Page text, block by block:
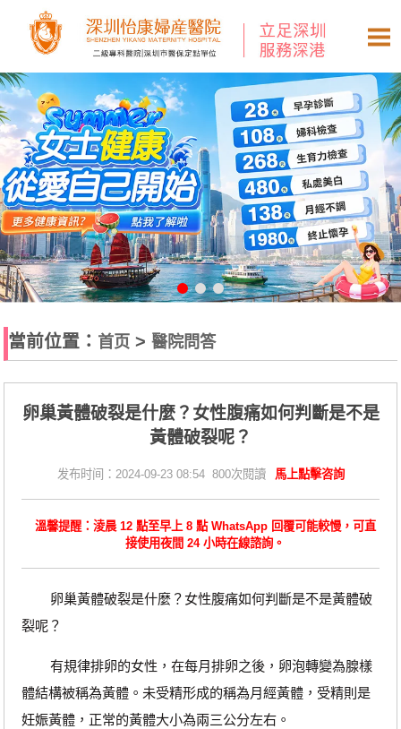
當前位置： 首页 >醫院問答
卵巢黃體破裂是什麼？女性腹痛如何判斷是不是
黃體破裂呢？
发布时间：2024-09-23 08:54 800次閱讀 馬上點擊咨詢
溫馨提醒：淩晨 12 點至早上 8 點 WhatsApp 回覆可能較慢，可直
接使用夜間 24 小時在線諮詢。
卵巢黃體破裂是什麼？女性腹痛如何判斷是不是黃體破
裂呢？
有規律排卵的女性，在每月排卵之後，卵泡轉變為腺樣
體結構被稱為黃體。未受精形成的稱為月經黃體，受精則是
妊娠黃體，正常的黃體大小為兩三公分左右。